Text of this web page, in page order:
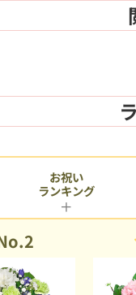
お祝い
ランキング